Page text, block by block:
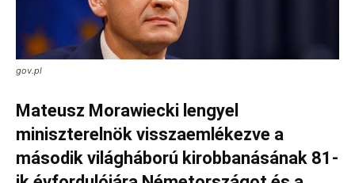
gov.pl
Mateusz Morawiecki lengyel
miniszterelnök visszaemlékezve a
második világháború kirobbanásának 81-